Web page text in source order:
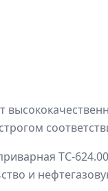
ТС-
и